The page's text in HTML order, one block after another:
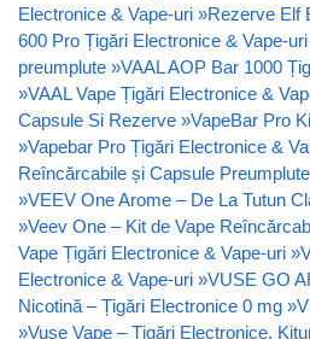
Electronice & Vape-uri »Rezerve Elf
600 Pro Țigări Electronice & Vape-uri
preumplute »VAAL AOP Bar 1000
»VAAL Vape Țigări Electronice &
Capsule Si Rezerve »VapeBar Pro
»Vapebar Pro Țigări Electronice &
Reîncărcabile și Capsule Preumplute
»VEEV One Arome – De La Tutun
»Veev One – Kit de Vape
Vape Țigări Electronice & Vape-uri »
Electronice & Vape-uri »VUSE GO
Nicotină – Țigări Electronice 0 mg »
»Vuse Vape – Țigări Electronice,